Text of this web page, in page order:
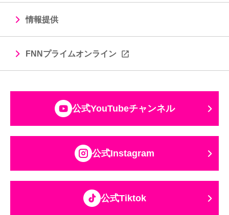
情報提供
FNNプライムオンライン
公式YouTubeチャンネル
公式Instagram
公式Tiktok